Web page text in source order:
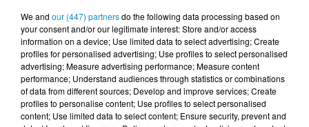
[La Matinale] Beido, un nouveau projet
en "Quatre saisons" !
[Happy Beur] Cheb Momo - Oxygène
We and our (447) partnersdo the following data processing based on
your consent and/or our legitimate interest: Store and/or access
information on a device; Use limited data to select advertising; Create
profiles for personalised advertising; Use profiles to select personalised
advertising; Measure advertising performance; Measure content
performance; Understand audiences through statistics or combinations
of data from different sources; Develop and improve services; Create
profiles to personalise content; Use profiles to select personalised
content; Use limited data to select content; Ensure security, prevent and